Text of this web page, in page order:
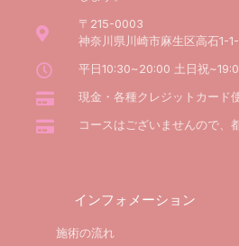
〒215-0003
神奈川県川崎市麻生区高石1-
平日10:30~20:00 土日祝
現金・各種クレジットカード
コースはございませんので、
インフォメーション
施術の流れ